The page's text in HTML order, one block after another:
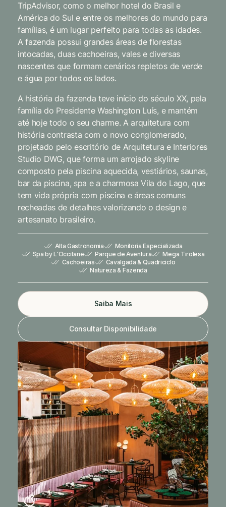
TripAdvisor, como o melhor hotel do Brasil e
América do Sul e entre os melhores do mundo para
famílias, é um lugar perfeito para todas as idades.
A fazenda possui grandes áreas de florestas
intocadas, duas cachoeiras, vales e diversas
nascentes que formam cenários repletos de verde
e água por todos os lados.
A história da fazenda teve início do século XX, pela
família do Presidente Washington Luís, e mantém
até hoje todo o seu charme. A arquitetura com
história contrasta com o novo conglomerado,
projetado pelo escritório de Arquitetura e Interiores
Studio DWG, que forma um arrojado skyline
composto pela piscina aquecida, vestiários, saunas,
bar da piscina, spa e a charmosa Vila do Lago, que
tem vida própria com piscina e áreas comuns
recheadas de detalhes valorizando o design e
artesanato brasileiro.
Alta Gastronomia
Monitoria Especializada
Spa by L'Occitane
Parque de Aventura
Mega Tirolesa
Cachoeiras
Cavalgada & Quadriciclo
Natureza & Fazenda
Saiba Mais
Consultar Disponibilidade